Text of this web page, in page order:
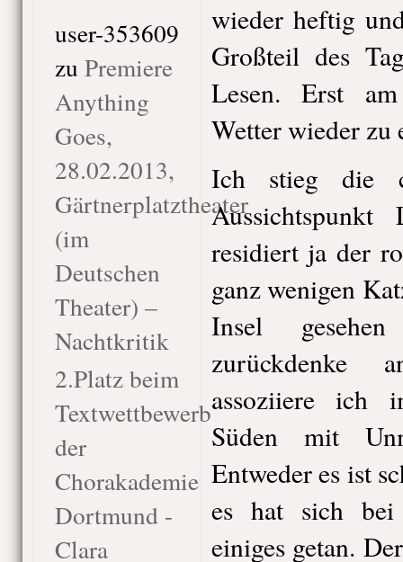
user-353609
zu Premiere
Anything
Goes,
28.02.2013,
Gärtnerplatztheater
(im
Deutschen
Theater) –
Nachtkritik
2.Platz beim
Textwettbewerb
der
Chorakademie
Dortmund -
Clara
wieder heftig
Großteil des
Lesen. Erst
Wetter wieder zu
Ich stieg die
residiert ja der
ganz wenigen
Insel
zurückdenke
assoziiere ich
Süden mit
Entweder es ist
es hat sich bei
einiges getan.